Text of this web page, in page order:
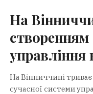
На
створенням
управління
На Вінниччині
сучасної системи